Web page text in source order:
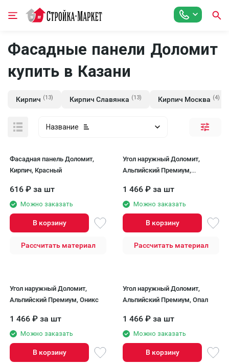
Фасадные панели Доломит
купить в Казани
Кирпич (13) Кирпич Славянка (13) Кирпич Москва (4)
Название
Фасадная панель Доломит,
Кирпич, Красный
616 ₽ за шт
Можно заказать
В корзину
Рассчитать материал
Угол наружный Доломит,
Альпийский Премиум,
1 466 ₽ за шт
Можно заказать
В корзину
Рассчитать материал
Угол наружный Доломит,
Альпийский Премиум, Оникс
1 466 ₽ за шт
Можно заказать
В корзину
Угол наружный Доломит,
Альпийский Премиум, Опал
1 466 ₽ за шт
Можно заказать
В корзину